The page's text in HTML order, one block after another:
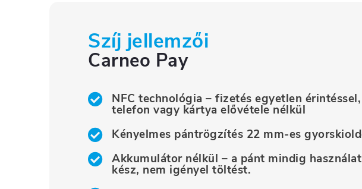
Szíj jellemzői
Carneo Pay
NFC technológia – fizetés egyetlen érintéssel,
telefon vagy kártya elővétele nélkül
Kényelmes pántrögzítés 22 mm-es
Akkumulátor nélkül – a pánt mindig
kész, nem igényel töltést.